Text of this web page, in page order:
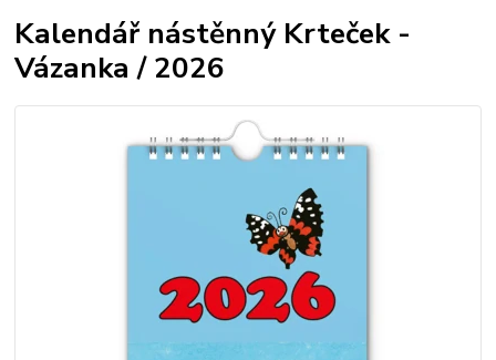
Kalendář nástěnný Krteček -
Vázanka / 2026